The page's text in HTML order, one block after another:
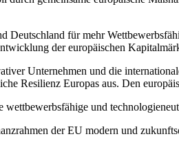
Deutschland für mehr
der europäischen
Unternehmen und die
Resilienz Europas aus. Den
und
der EU modern und